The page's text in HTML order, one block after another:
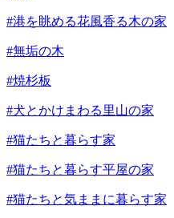
#港を眺める花風香る木の家
#無垢の木
#焼杉板
#犬とかけまわる里山の家
#猫たちと暮らす家
#猫たちと暮らす平屋の家
#猫たちと気ままに暮らす家